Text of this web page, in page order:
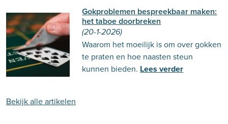
Gokproblemen bespreekbaar maken:
het taboe doorbreken
(20-1-2026)
Waarom het moeilijk is om over gokken
te praten en hoe naasten steun
kunnen bieden. Lees verder
Bekijk alle artikelen